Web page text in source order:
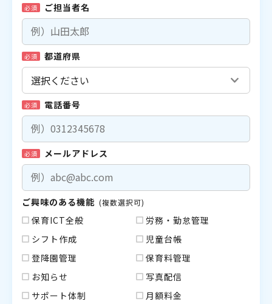
必須 ご担当者名
必須 都道府県
必須 電話番号
必須 メールアドレス
ご興味のある機能 (複数選択可)
保育ICT全般
労務・勤怠管理
シフト作成
児童台帳
登降園管理
保育料管理
お知らせ
写真配信
サポート体制
月額料金